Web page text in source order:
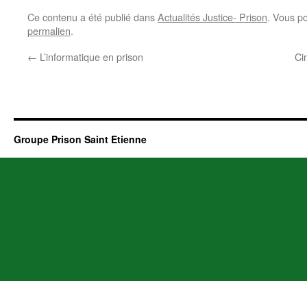
Ce contenu a été publié dansActualités Justice- Prison. Vous
permalien.
← L’informatique en prison
Groupe Prison Saint Etienne